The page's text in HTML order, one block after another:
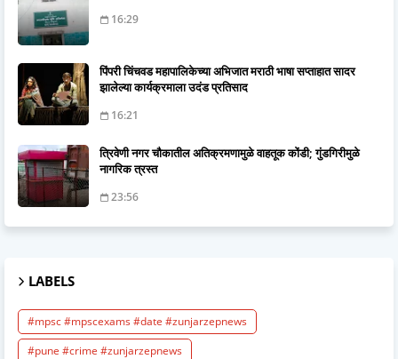
16:29
पिंपरी चिंचवड महापालिकेच्या अभिजात मराठी भाषा सप्ताहात सादर
झालेल्या कार्यक्रमाला उदंड प्रतिसाद
16:21
त्रिवेणी नगर चौकातील अतिक्रमणामुळे वाहतूक कोंडी; गुंडगिरीमुळे
नागरिक त्रस्त
23:56
LABELS
#mpsc #mpscexams #date #zunjarzepnews
#pune #crime #zunjarzepnews